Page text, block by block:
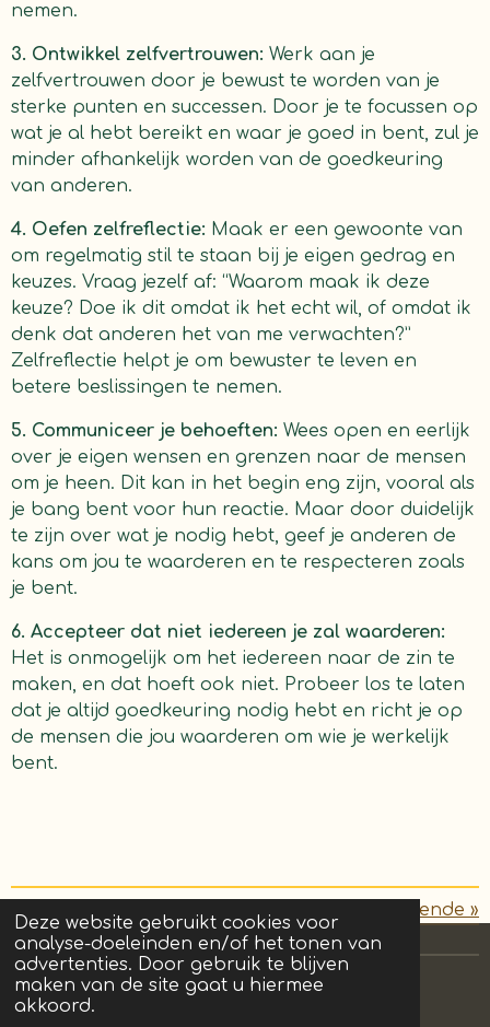
Deze website gebruikt cookies voor
analyse-doeleinden en/of het tonen van
advertenties. Door gebruik te blijven
maken van de site gaat u hiermee
akkoord.
nemen.
3. Ontwikkel zelfvertrouwen: Werk aan je
zelfvertrouwen door je bewust te worden van je
sterke punten en successen. Door je te focussen op
wat je al hebt bereikt en waar je goed in bent, zul je
minder afhankelijk worden van de goedkeuring
van anderen.
4. Oefen zelfreflectie: Maak er een gewoonte van
om regelmatig stil te staan bij je eigen gedrag en
keuzes. Vraag jezelf af: “Waarom maak ik deze
keuze? Doe ik dit omdat ik het echt wil, of omdat ik
denk dat anderen het van me verwachten?”
Zelfreflectie helpt je om bewuster te leven en
betere beslissingen te nemen.
5. Communiceer je behoeften: Wees open en eerlijk
over je eigen wensen en grenzen naar de mensen
om je heen. Dit kan in het begin eng zijn, vooral als
je bang bent voor hun reactie. Maar door duidelijk
te zijn over wat je nodig hebt, geef je anderen de
kans om jou te waarderen en te respecteren zoals
je bent.
6. Accepteer dat niet iedereen je zal waarderen:
Het is onmogelijk om het iedereen naar de zin te
maken, en dat hoeft ook niet. Probeer los te laten
dat je altijd goedkeuring nodig hebt en richt je op
de mensen die jou waarderen om wie je werkelijk
bent.
« Volgende »